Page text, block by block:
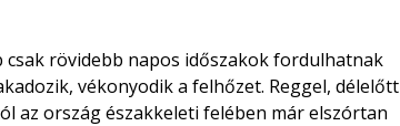
rövidebb napos időszakok fordulhatnak
vékonyodik a felhőzet. Reggel, délelőtt
az ország északkeleti felében már elszórtan